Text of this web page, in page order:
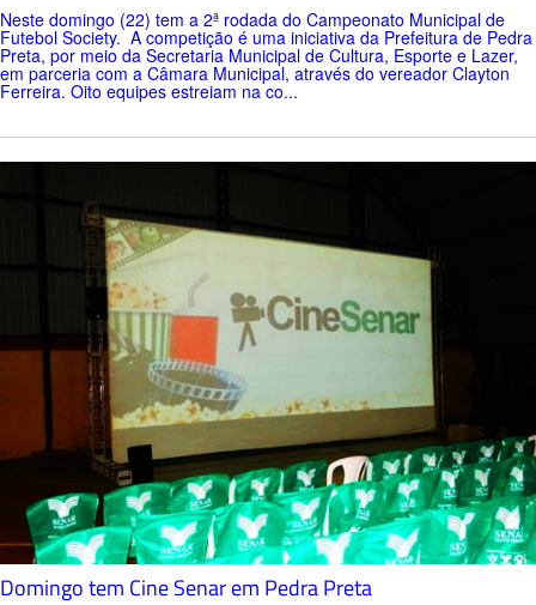
Neste domingo (22) tem a 2ª rodada do Campeonato Municipal de
Futebol Society. A competição é uma iniciativa da Prefeitura de Pedra
Preta, por meio da Secretaria Municipal de Cultura, Esporte e Lazer,
em parceria com a Câmara Municipal, através do vereador Clayton
Ferreira. Oito equipes estreiam na co...
Domingo tem Cine Senar em Pedra Preta